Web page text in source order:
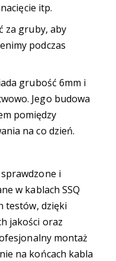
itp.
za gruby, aby
podczas
grubość 6mm i
Jego budowa
pomiędzy
na co dzień.
i
w kablach SSQ
testów, dzięki
jakości oraz
montaż
na końcach kabla